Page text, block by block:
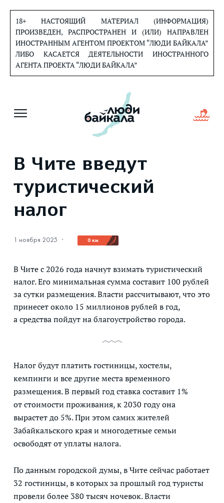
содержанию
18+ НАСТОЯЩИЙ МАТЕРИАЛ (ИНФОРМАЦИЯ)
ПРОИЗВЕДЕН, РАСПРОСТРАНЕН И (ИЛИ) НАПРАВЛЕН
ИНОСТРАННЫМ АГЕНТОМ ПРОЕКТОМ “ЛЮДИ БАЙКАЛА”
ЛИБО КАСАЕТСЯ ДЕЯТЕЛЬНОСТИ ИНОСТРАННОГО
АГЕНТА ПРОЕКТА “ЛЮДИ БАЙКАЛА”
В Чите введут
туристический
налог
1 ноября 2025 · 0 км
В Чите с 2026 года начнут взимать туристический
налог. Его минимальная сумма составит 100 рублей
за сутки размещения. Власти рассчитывают, что это
принесет около 15 миллионов рублей в год,
а средства пойдут на благоустройство города.
Налог будут платить гостиницы, хостелы,
кемпинги и все другие места временного
размещения. В первый год ставка составит 1%
от стоимости проживания, к 2030 году она
вырастет до 5%. При этом самих жителей
Забайкальского края и многодетные семьи
освободят от уплаты налога.
По данным городской думы, в Чите сейчас работает
32 гостиницы, в которых за прошлый год туристы
провели более 380 тысяч ночевок. Власти